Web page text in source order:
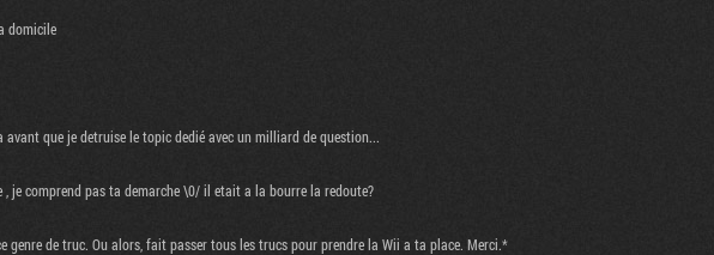
domicile
que je detruise le topic dedié avec un milliard de question...
je comprend pas ta demarche \0/ il etait a la bourre la redoute?
genre de truc. Ou alors, fait passer tous les trucs pour prendre la Wii a ta place. Merci.*